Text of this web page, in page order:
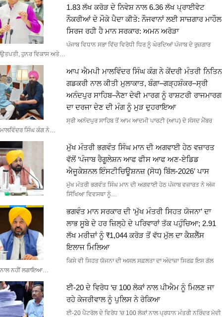
1.83 ਲੱਖ ਕਰੋੜ ਦੇ ਨਿਵੇਸ਼ ਨਾਲ 6.36 ਲੱਖ ਪ੍ਰਾਈਵੇਟ
ਨੌਕਰੀਆਂ ਦੇ ਮੌਕੇ ਪੈਦਾ ਕੀਤੇ: ਨੌਜਵਾਨਾਂ ਲਈ ਸਾਜ਼ਗਾਰ ਮਾਹੌਲ
ਸਿਰਜ ਰਹੀ ਹੈ ਮਾਨ ਸਰਕਾਰ: ਅਮਨ ਅਰੋੜਾ
ਪੰਜਾਬ ਵਿਧਾਨ ਸਭਾ ਵਿੱਚ ਵਿਰੋਧੀ ਧਿਰ ਨੂੰ ਘੇਰਦਿਆਂ ਪੰਜਾਬ ਦੇ ਰੁਜ਼ਗਾਰ
ਉਤਪਤੀ, ਹੁਨਰ ਵਿਕਾਸ ਅਤੇ…
ਆਪ ਐਮਪੀ ਮਾਲਵਿੰਦਰ ਸਿੰਘ ਕੰਗ ਨੇ ਕੇਂਦਰੀ ਮੰਤਰੀ ਨਿਤਿਨ
ਗਡਕਰੀ ਨਾਲ ਕੀਤੀ ਮੁਲਾਕਾਤ, ਬੰਗਾ–ਗੜ੍ਹਸ਼ੰਕਰ–ਸ੍ਰੀ
ਅਨੰਦਪੁਰ ਸਾਹਿਬ–ਨੈਣਾ ਦੇਵੀ ਮਾਰਗ ਨੂੰ ਰਾਸ਼ਟਰੀ ਰਾਜਮਾਰਗ
ਦਾ ਦਰਜਾ ਦੇਣ ਦੀ ਮੰਗ ਨੂੰ ਮੁੜ ਦੁਹਰਾਇਆ
ਸ੍ਰੀ ਅਨੰਦਪੁਰ ਸਾਹਿਬ ਤੋਂ ਆਮ ਆਦਮੀ ਪਾਰਟੀ (ਆਪ) ਦੇ ਸੰਸਦ ਮੈਂਬਰ
ਮਾਲਵਿੰਦਰ ਸਿੰਘ ਕੰਗ ਨੇ…
ਮੁੱਖ ਮੰਤਰੀ ਭਗਵੰਤ ਸਿੰਘ ਮਾਨ ਦੀ ਅਗਵਾਈ ਹੇਠ ਵਜ਼ਾਰਤ
ਵੱਲੋਂ ‘ਪੰਜਾਬ ਰੈਗੂਲੇਸ਼ਨ ਆਫ ਫੀਸ ਆਫ ਅਣ-ਏਡਿਡ
ਐਜੂਕੇਸ਼ਨਲ ਇੰਸਟੀਚਿਊਸ਼ਨਜ਼ (ਸੋਧ) ਬਿੱਲ-2026’ ਪਾਸ
ਮੁੱਖ ਮੰਤਰੀ ਭਗਵੰਤ ਸਿੰਘ ਮਾਨ ਦੀ ਅਗਵਾਈ ਹੇਠ ਪੰਜਾਬ ਵਜ਼ਾਰਤ ਨੇ ਅੱਜ
ਸਿੱਖਿਆ ਵਿਵਸਥਾ ਨੂੰ…
ਭਗਵੰਤ ਮਾਨ ਸਰਕਾਰ ਦੀ ‘ਮੁੱਖ ਮੰਤਰੀ ਸਿਹਤ ਯੋਜਨਾ’ ਦਾ
ਲਾਭ ਸੂਬੇ ਦੇ ਹਰ ਜ਼ਿਲ੍ਹੇ ਦੇ ਪਰਿਵਾਰਾਂ ਤੱਕ ਪਹੁੰਚਿਆ; 2.91
ਲੱਖ ਮਰੀਜ਼ਾਂ ਨੂੰ ₹1,044 ਕਰੋੜ ਤੋਂ ਵੱਧ ਮੁੱਲ ਦਾ ਕੈਸ਼ਲੈੱਸ
ਇਲਾਜ ਮਿਲਿਆ
ਕਿਸੇ ਵੀ ਸਿਹਤ ਯੋਜਨਾ ਦੀ ਅਸਲ ਸਫ਼ਲਤਾ ਦਾ ਅੰਦਾਜ਼ਾ ਸਿਰਫ਼ ਇਸ ਗੱਲ
ਨਾਲ ਨਹੀਂ ਲਗਾਇਆ…
ਈ-20 ਦੇ ਵਿਰੋਧ ‘ਚ 100 ਲੋਕਾਂ ਨਾਲ ਪੀਐਮ ਨੂੰ ਮਿਲਣ ਜਾ
ਰਹੇ ਕੇਜਰੀਵਾਲ ਨੂੰ ਪੁਲਿਸ ਨੇ ਰੋਕਿਆ
ਈ-20 ਪੈਟਰੋਲ ਦੇ ਵਿਰੋਧ 'ਚ 100 ਲੋਕਾਂ ਨਾਲ ਪ੍ਰਧਾਨ ਮੰਤਰੀ ਨਰਿੰਦਰ ਮੋਦੀ